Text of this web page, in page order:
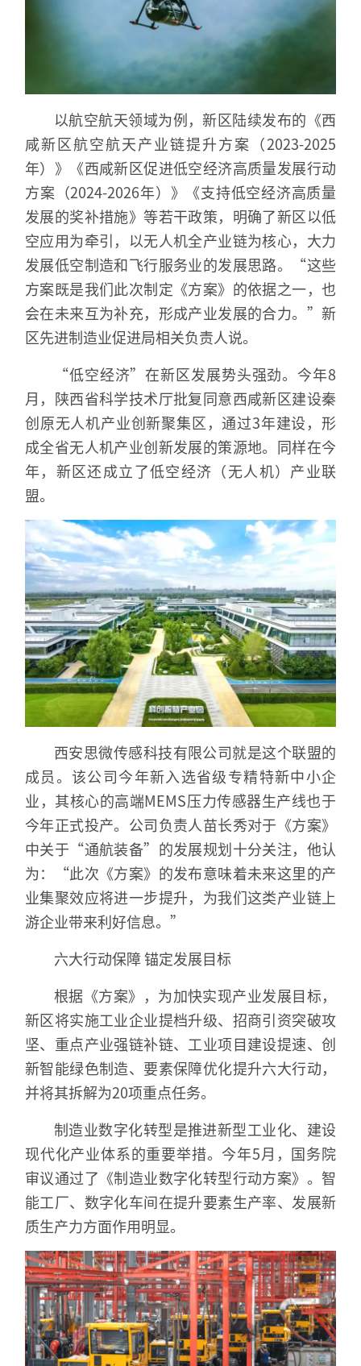
以航空航天领域为例，新区陆续发布的《西
咸新区航空航天产业链提升方案（2023-2025
年）》《西咸新区促进低空经济高质量发展行动
方案（2024-2026年）》《支持低空经济高质量
发展的奖补措施》等若干政策，明确了新区以低
空应用为牵引，以无人机全产业链为核心，大力
发展低空制造和飞行服务业的发展思路。“这些
方案既是我们此次制定《方案》的依据之一，也
会在未来互为补充，形成产业发展的合力。”新
区先进制造业促进局相关负责人说。
“低空经济”在新区发展势头强劲。今年8
月，陕西省科学技术厅批复同意西咸新区建设秦
创原无人机产业创新聚集区，通过3年建设，形
成全省无人机产业创新发展的策源地。同样在今
年，新区还成立了低空经济（无人机）产业联
盟。
西安思微传感科技有限公司就是这个联盟的
成员。该公司今年新入选省级专精特新中小企
业，其核心的高端MEMS压力传感器生产线也于
今年正式投产。公司负责人苗长秀对于《方案》
中关于“通航装备”的发展规划十分关注，他认
为：“此次《方案》的发布意味着未来这里的产
业集聚效应将进一步提升，为我们这类产业链上
游企业带来利好信息。”
六大行动保障 锚定发展目标
根据《方案》，为加快实现产业发展目标，
新区将实施工业企业提档升级、招商引资突破攻
坚、重点产业强链补链、工业项目建设提速、创
新智能绿色制造、要素保障优化提升六大行动，
并将其拆解为20项重点任务。
制造业数字化转型是推进新型工业化、建设
现代化产业体系的重要举措。今年5月，国务院
审议通过了《制造业数字化转型行动方案》。智
能工厂、数字化车间在提升要素生产率、发展新
质生产力方面作用明显。